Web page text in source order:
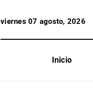
viernes 07 agosto, 2026
Inicio